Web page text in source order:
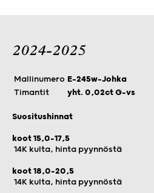
2024-2025
Mallinumero E-245w-Johka
Timantit
yht. 0,02ct G-vs
Suositushinnat
koot 15,0-17,5
14K kulta, hinta pyynnöstä
koot 18,0-20,5
14K kulta, hinta pyynnöstä